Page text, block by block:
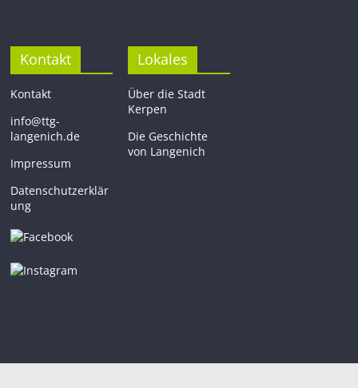
Kontakt
Kontakt
info@ttg-
langenich.de
Impressum
Datenschutzerklär
ung
Lokales
Über die Stadt
Kerpen
Die Geschichte
von Langenich